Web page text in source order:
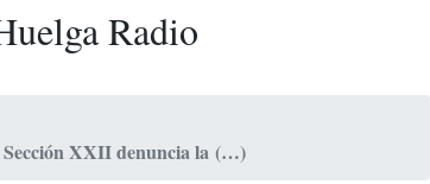
Radio
Sección XXII denuncia la (…)